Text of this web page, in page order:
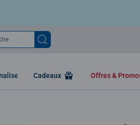
Cadeaux Offres &